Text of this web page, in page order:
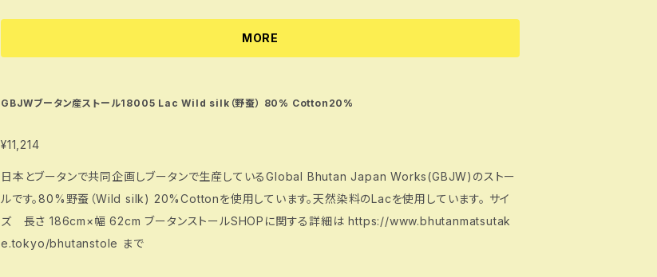
MORE
GBJWブータン産ストール18005 Lac Wild silk（野蚕） 80% Cotton20%
¥11,214
日本とブータンで共同企画しブータンで生産しているGlobal Bhutan Japan Works(GBJW)のストー
ルです。80%野蚕（Wild silk) 20%Cottonを使用しています。天然染料のLacを使用しています。 サイ
ズ 長さ 186cm×幅 62cm ブータンストールSHOPに関する詳細は https://www.bhutanmatsutak
e.tokyo/bhutanstole まで